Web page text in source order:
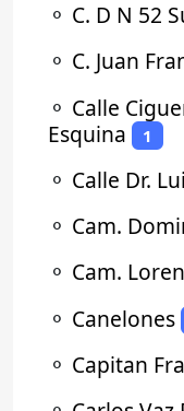
⚬ C. D N 52
⚬ C. Juan
⚬ Calle
Esquina
1
⚬ Calle Dr.
⚬ Cam.
⚬ Cam.
⚬ Canelones
⚬ Capitan